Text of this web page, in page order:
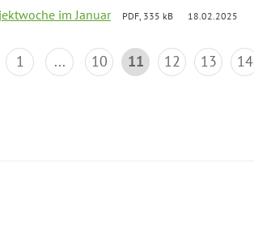
im Januar PDF, 335 kB 18.02.2025
1 ... 10 11 12 13 14